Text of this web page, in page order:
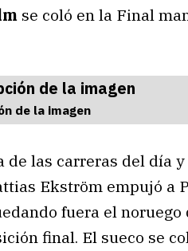
se coló en la Final
de la imagen
de las carreras del día
Ekström empujó a
fuera el
final. El sueco se